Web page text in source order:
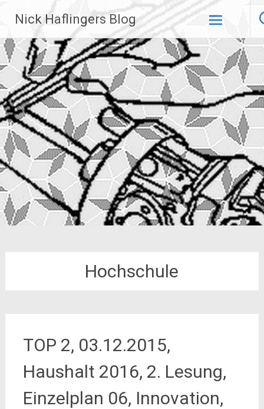
Inhalt
springen
Nick Haflingers Blog
Hochschule
TOP 2, 03.12.2015,
Haushalt 2016, 2. Lesung,
Einzelplan 06, Innovation,